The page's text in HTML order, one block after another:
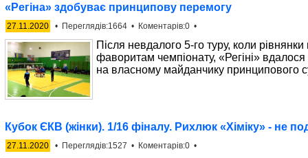
«Регіна» здобуває принципову перемогу
27.11.2020 • Переглядів:1664 • Коментарів:0 •
Після невдалого 5-го туру, коли
фаворитам чемпіонату, «Регіні»
на власному майданчику принципового
Кубок ЄКВ (жінки). 1/16 фіналу. Рихлюк «Хіміку» - не
27.11.2020 • Переглядів:1527 • Коментарів:0 •